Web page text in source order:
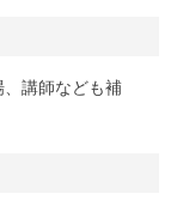
講師なども補